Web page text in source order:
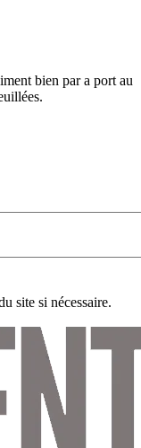
bien par a port au
site si nécessaire.